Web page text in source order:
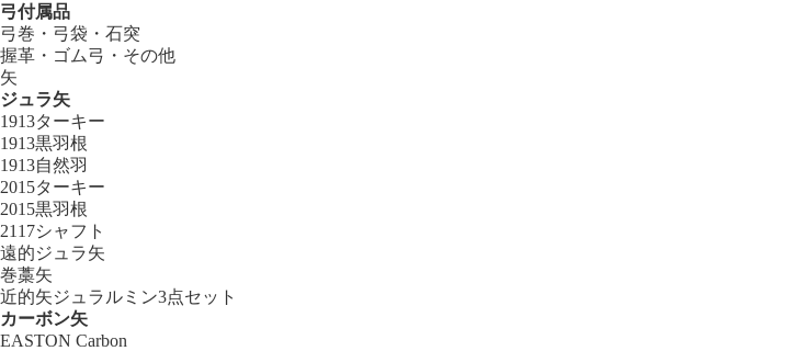
弓付属品
弓巻・弓袋・石突
握革・ゴム弓・その他
矢
ジュラ矢
1913ターキー
1913黒羽根
1913自然羽
2015ターキー
2015黒羽根
2117シャフト
遠的ジュラ矢
巻藁矢
近的矢ジュラルミン3点セット
カーボン矢
EASTON Carbon